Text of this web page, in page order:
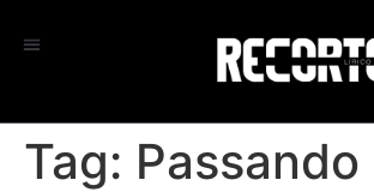
Tag: Passando